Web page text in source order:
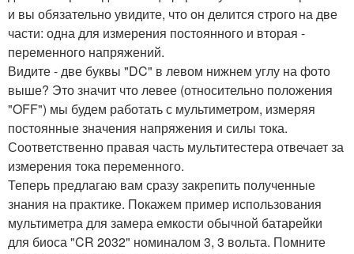
и вы обязательно увидите, что он делится строго на две
части: одна для измерения постоянного и вторая -
переменного напряжений.
Видите - две буквы "DC" в левом нижнем углу на фото
выше? Это значит что левее (относительно положения
"OFF") мы будем работать с мультиметром, измеряя
постоянные значения напряжения и силы тока.
Соответственно правая часть мультитестера отвечает за
измерения тока переменного.
Теперь предлагаю вам сразу закрепить полученные
знания на практике. Покажем пример использования
мультиметра для замера емкости обычной батарейки
для биоса "CR 2032" номиналом 3, 3 вольта. Помните